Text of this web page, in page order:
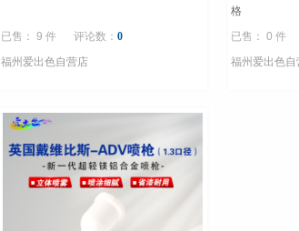
已售： 9 件 评论数： 0
福州爱出色自营店
格
已售： 0 件
福州爱出色自